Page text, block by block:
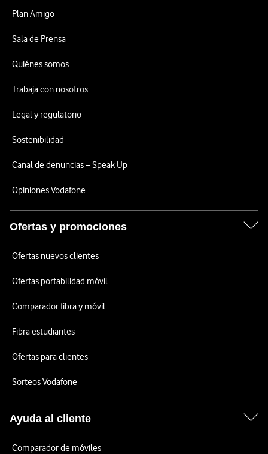
Plan Amigo
Sala de Prensa
Quiénes somos
Trabaja con nosotros
Legal y regulatorio
Sostenibilidad
Canal de denuncias – Speak Up
Opiniones Vodafone
Ofertas y promociones
Ofertas nuevos clientes
Ofertas portabilidad móvil
Comparador fibra y móvil
Fibra estudiantes
Ofertas para clientes
Sorteos Vodafone
Ayuda al cliente
Comparador de móviles